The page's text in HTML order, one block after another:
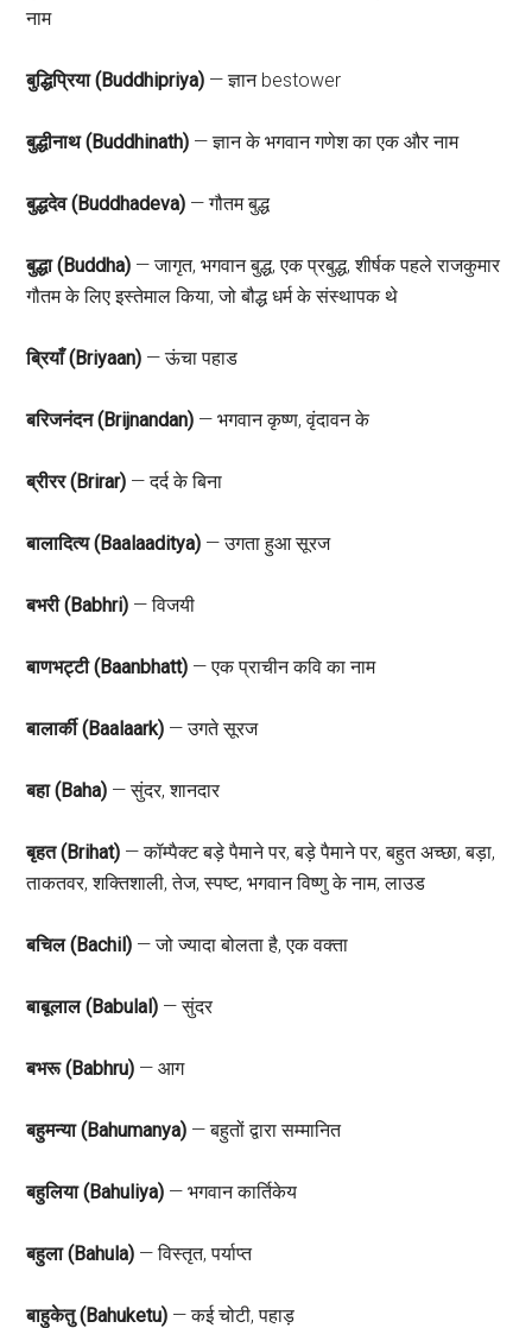
नाम
बुद्धिप्रिया (Buddhipriya) — ज्ञान bestower
बुद्धीनाथ (Buddhinath) — ज्ञान के भगवान गणेश का एक और नाम
बुद्धदेव (Buddhadeva) — गौतम बुद्ध
बुद्धा (Buddha) — जागृत, भगवान बुद्ध, एक प्रबुद्ध, शीर्षक पहले राजकुमार
गौतम के लिए इस्तेमाल किया, जो बौद्ध धर्म के संस्थापक थे
ब्रियाँ (Briyaan) — ऊंचा पहाड
बरिजनंदन (Brijnandan) — भगवान कृष्ण, वृंदावन के
ब्रीरर (Brirar) — दर्द के बिना
बालादित्य (Baalaaditya) — उगता हुआ सूरज
बभरी (Babhri) — विजयी
बाणभट्टी (Baanbhatt) — एक प्राचीन कवि का नाम
बालार्की (Baalaark) — उगते सूरज
बहा (Baha) — सुंदर, शानदार
बृहत (Brihat) — कॉम्पैक्ट बड़े पैमाने पर, बड़े पैमाने पर, बहुत अच्छा, बड़ा,
ताकतवर, शक्तिशाली, तेज, स्पष्ट, भगवान विष्णु के नाम, लाउड
बचिल (Bachil) — जो ज्यादा बोलता है, एक वक्ता
बाबूलाल (Babulal) — सुंदर
बभरू (Babhru) — आग
बहुमन्या (Bahumanya) — बहुतों द्वारा सम्मानित
बहुलिया (Bahuliya) — भगवान कार्तिकेय
बहुला (Bahula) — विस्तृत, पर्याप्त
बाहुकेतु (Bahuketu) — कई चोटी, पहाड़